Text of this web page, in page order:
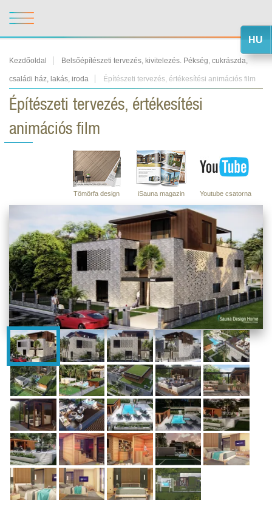
Kezdőoldal Belsőépítészeti tervezés, kivitelezés. Pékség, cukrászda,
családi ház, lakás, iroda Építészeti tervezés, értékesítési animációs film
Építészeti tervezés, értékesítési
animációs film
Youtube csatorna
iSauna magazin
Tömörfa design
HU